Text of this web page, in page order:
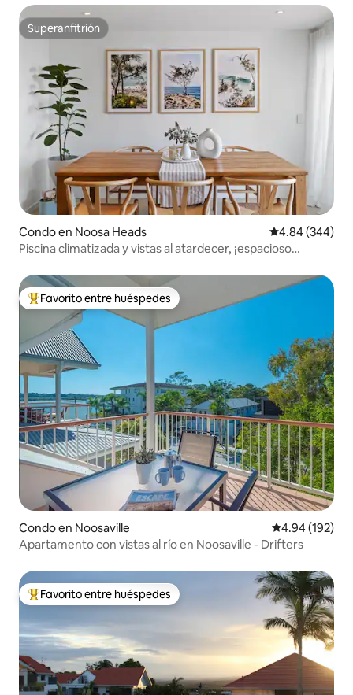
Superanfitrión
Superanfitrión
Condo en Noosa Heads Calificación
4.84 (344)
Piscina climatizada y vistas al atardecer, ¡espacioso
Favorito entre huéspedes preferido
Favorito entre huéspedes
Condo en Noosaville Calificación
4.94 (192)
Apartamento con vistas al río en Noosaville - Drifters
Favorito entre huéspedes preferido
Favorito entre huéspedes